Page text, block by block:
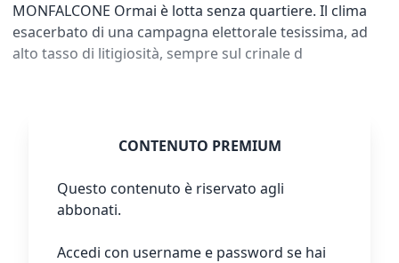
MONFALCONE Ormai è lotta senza quartiere. Il clima
esacerbato di una campagna elettorale tesissima, ad
alto tasso di litigiosità, sempre sul crinale d
CONTENUTO PREMIUM
Questo contenuto è riservato agli
abbonati.
Accedi con username e password se hai